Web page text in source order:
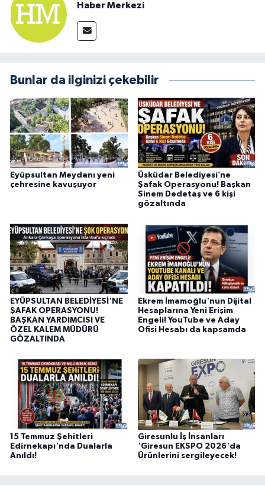
Haber Merkezi
Bunlar da ilginizi çekebilir
Eyüpsultan Meydanı yeni
çehresine kavuşuyor
Üsküdar Belediyesi’ne
Şafak Operasyonu! Başkan
Sinem Dedetaş ve 6 kişi
gözaltında
EYÜPSULTAN BELEDİYESİ'NE
ŞAFAK OPERASYONU!
BAŞKAN YARDIMCISI VE
ÖZEL KALEM MÜDÜRÜ
GÖZALTINDA
Ekrem İmamoğlu'nun Dijital
Hesaplarına Yeni Erişim
Engeli! YouTube ve Aday
Ofisi Hesabı da kapsamda
15 Temmuz Şehitleri
Edirnekapı'nda Dualarla
Anıldı!
Giresunlu İş İnsanları
'Giresun EKSPO 2026'da
Ürünlerini sergileyecek!